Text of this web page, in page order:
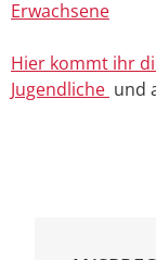
Erwachsene
Hier kommt ihr
Jugendliche und